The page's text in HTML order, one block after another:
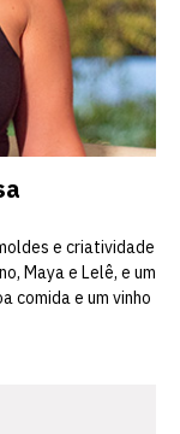
e criatividade
Maya e Lelê, e um
comida e um vinho
você